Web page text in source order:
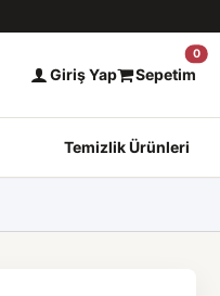
Giriş Yap Sepetim
0
Temizlik Ürünleri